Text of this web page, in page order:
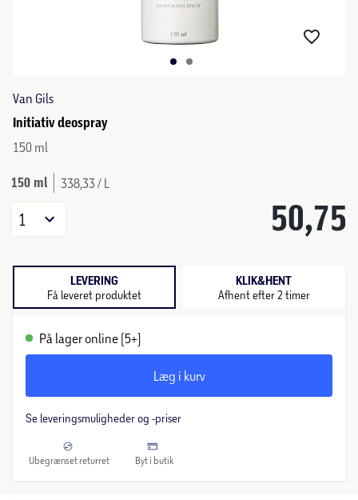
Van Gils
Initiativ deospray
150 ml
150 ml 338,33 / L
50,75
1
LEVERING
Få leveret produktet
KLIK&HENT
Afhent efter 2 timer
På lager online (5+)
Læg i kurv
Se leveringsmuligheder og -priser
Ubegrænset returret Byt i butik